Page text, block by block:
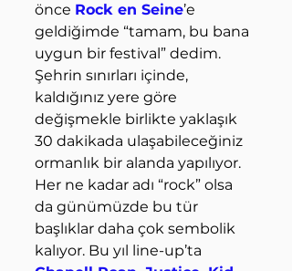
önce Rock en Seine’e
geldiğimde “tamam, bu bana
uygun bir festival” dedim.
Şehrin sınırları içinde,
kaldığınız yere göre
değişmekle birlikte yaklaşık
30 dakikada ulaşabileceğiniz
ormanlık bir alanda yapılıyor.
Her ne kadar adı “rock” olsa
da günümüzde bu tür
başlıklar daha çok sembolik
kalıyor. Bu yıl line-up’ta